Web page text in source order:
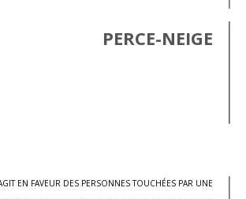
PERCE-NEIGE
EN FAVEUR DES PERSONNES TOUCHÉES PAR UNE